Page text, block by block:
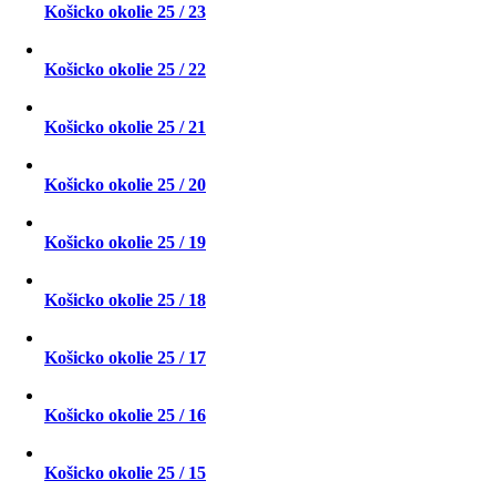
Košicko okolie 25 / 23
Košicko okolie 25 / 22
Košicko okolie 25 / 21
Košicko okolie 25 / 20
Košicko okolie 25 / 19
Košicko okolie 25 / 18
Košicko okolie 25 / 17
Košicko okolie 25 / 16
Košicko okolie 25 / 15